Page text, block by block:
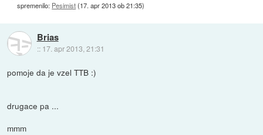
spremenilo: Pesimist(17. apr 2013 ob 21:35)
Brias
:: 17. apr 2013, 21:31
pomoje da je vzel TTB :)
drugace pa ...
mmm